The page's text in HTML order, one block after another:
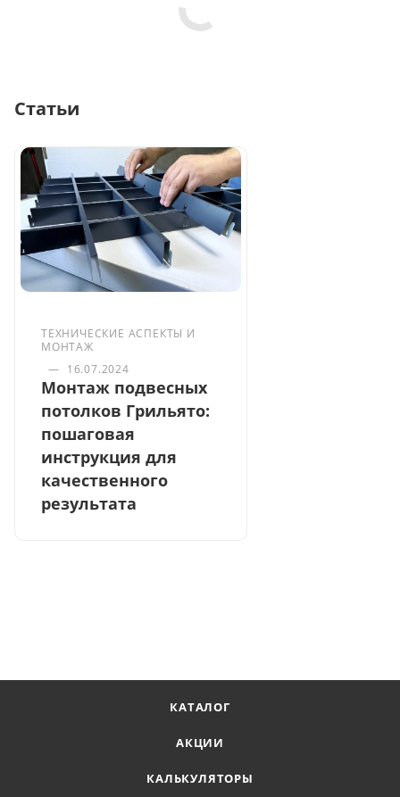
Статьи
ТЕХНИЧЕСКИЕ АСПЕКТЫ И
МОНТАЖ
— 16.07.2024
Монтаж подвесных
потолков Грильято:
пошаговая
инструкция для
качественного
результата
КАТАЛОГ
АКЦИИ
КАЛЬКУЛЯТОРЫ